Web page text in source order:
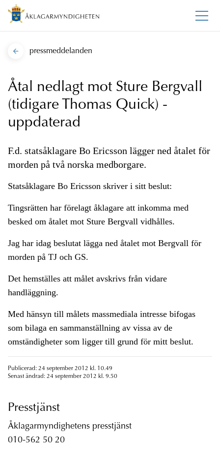
pressmeddelanden
Åtal nedlagt mot Sture Bergvall
(tidigare Thomas Quick) -
uppdaterad
F.d. statsåklagare Bo Ericsson lägger ned åtalet för
morden på två norska medborgare.
Statsåklagare Bo Ericsson skriver i sitt beslut:
Tingsrätten har förelagt åklagare att inkomma med
besked om åtalet mot Sture Bergvall vidhålles.
Jag har idag beslutat lägga ned åtalet mot Bergvall för
morden på TJ och GS.
Det hemställes att målet avskrivs från vidare
handläggning.
Med hänsyn till målets massmediala intresse bifogas
som bilaga en sammanställning av vissa av de
omständigheter som ligger till grund för mitt beslut.
Publicerad: 24 september 2012 kl. 10.49
Senast ändrad: 24 september 2012 kl. 9.50
Presstjänst
Åklagarmyndighetens presstjänst
010-562 50 20